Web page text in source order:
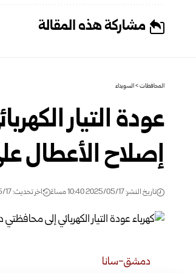
مشاركة هذه المقالة
المحافظات>السويداء
عودة التيار
إصلاح الأعطال
تاريخ النشر: 2025/05/17 10:40 مساءً اخر تحديث: 2025/05/17 10:40 مساءً
دمشق-سانا